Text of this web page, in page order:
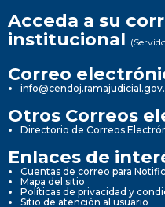
Acceda a su
institucional
Correo
Otros Correos
Directorio de Correos
Enlaces de
Cuentas de correo para
Mapa del sitio
Políticas de privacidad y
Sitio de atención al usuario